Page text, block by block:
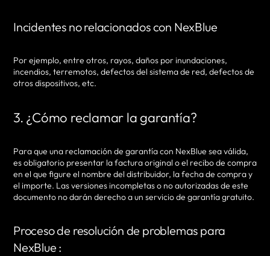
Incidentes no relacionados con NexBlue
Por ejemplo, entre otros, rayos, daños por inundaciones,
incendios, terremotos, defectos del sistema de red, defectos de
otros dispositivos, etc.
3. ¿Cómo reclamar la garantía?
Para que una reclamación de garantía con NexBlue sea válida,
es obligatorio presentar la factura original o el recibo de compra
en el que figure el nombre del distribuidor, la fecha de compra y
el importe. Las versiones incompletas o no autorizadas de este
documento no darán derecho a un servicio de garantía gratuito.
Proceso de resolución de problemas para
NexBlue :